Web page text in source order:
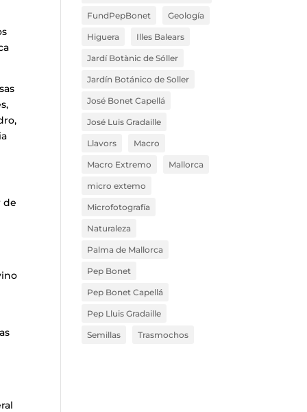
de
FundPepBonet Geología
Higuera Illes Balears
Jardí Botànic de Sóller
Jardín Botánico de Soller
José Bonet Capellá
José Luis Gradaille
Llavors Macro
Macro Extremo Mallorca
micro extemo
Microfotografía
Naturaleza
Palma de Mallorca
Pep Bonet
Pep Bonet Capellá
Pep Lluis Gradaille
Semillas Trasmochos